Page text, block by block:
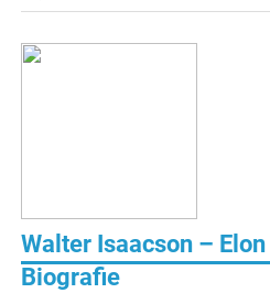
Walter Isaacson –
Biografie